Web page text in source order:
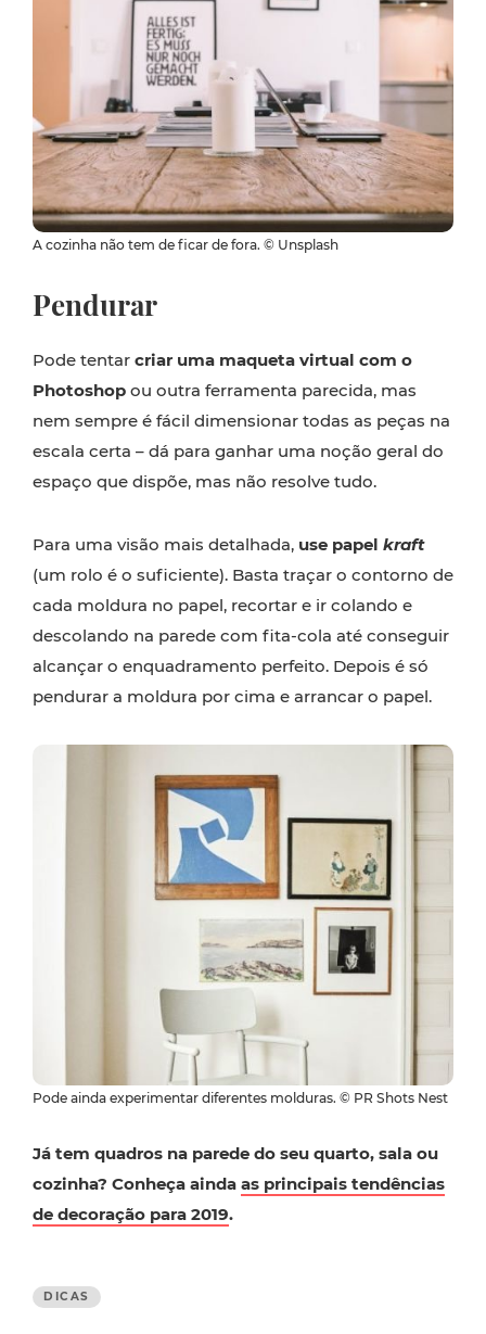
A cozinha não tem de ficar de fora. © Unsplash
Pendurar
Pode tentar criar uma maqueta virtual com o
Photoshop ou outra ferramenta parecida, mas
nem sempre é fácil dimensionar todas as peças na
escala certa – dá para ganhar uma noção geral do
espaço que dispõe, mas não resolve tudo.
Para uma visão mais detalhada, use papel kraft
(um rolo é o suficiente). Basta traçar o contorno de
cada moldura no papel, recortar e ir colando e
descolando na parede com fita-cola até conseguir
alcançar o enquadramento perfeito. Depois é só
pendurar a moldura por cima e arrancar o papel.
Pode ainda experimentar diferentes molduras. © PR Shots Nest
Já tem quadros na parede do seu quarto, sala ou
cozinha? Conheça ainda as principais tendências
de decoração para 2019.
DICAS